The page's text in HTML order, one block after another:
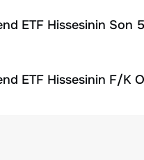
ETF Hissesinin Son
ETF Hissesinin F/K